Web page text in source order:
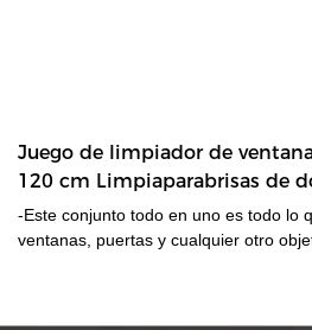
Juego de limpiador de
120 cm Limpiaparabrisas de
-Este conjunto todo en uno es todo lo
ventanas, puertas y cualquier otro